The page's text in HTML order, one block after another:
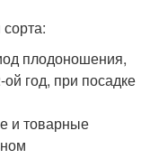
плодоношения,
год, при посадке
и товарные